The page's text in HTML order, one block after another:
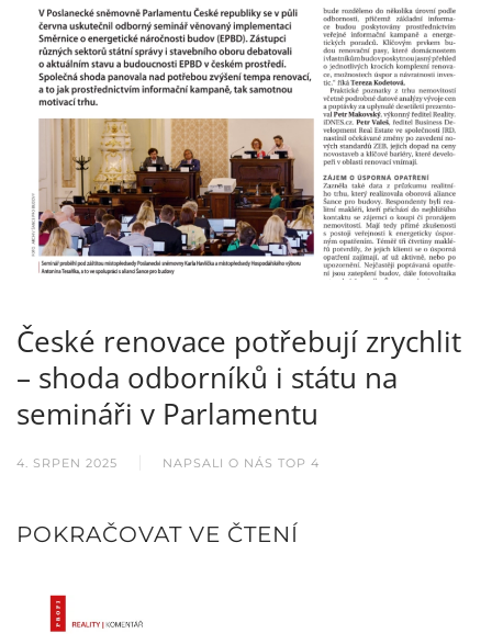
České renovace potřebují zrychlit
– shoda odborníků i státu na
semináři v Parlamentu
4. SRPEN 2025 NAPSALI O NÁS TOP 4
POKRAČOVAT VE ČTENÍ